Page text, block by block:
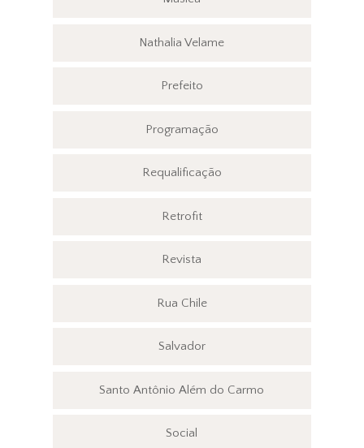
Nathalia Velame
Prefeito
Programação
Requalificação
Retrofit
Revista
Rua Chile
Salvador
Santo Antônio Além do Carmo
Social